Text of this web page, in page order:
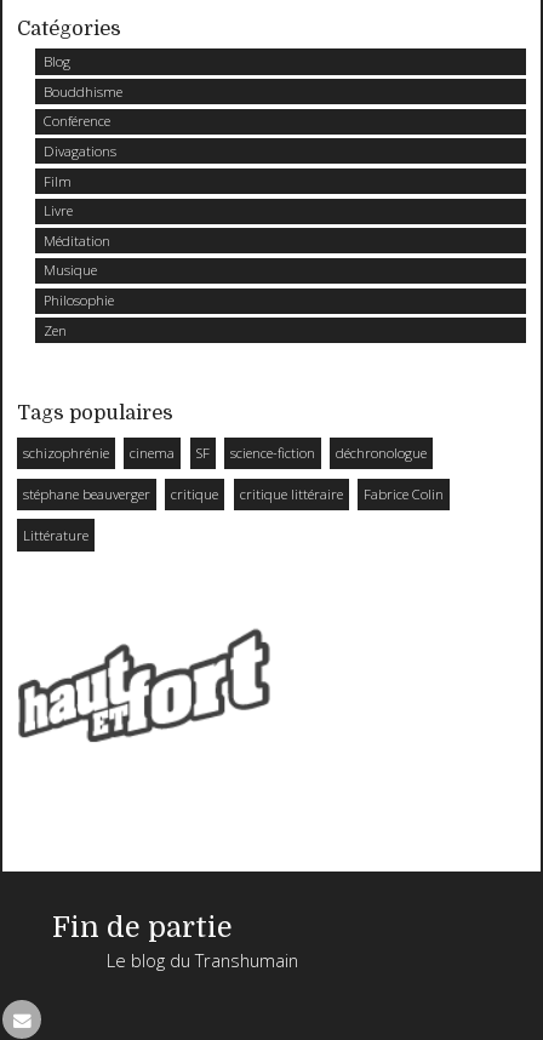
Catégories
Blog
Bouddhisme
Conférence
Divagations
Film
Livre
Méditation
Musique
Philosophie
Zen
Tags populaires
schizophrénie cinema SF science-fiction déchronologue
stéphane beauverger critique critique littéraire Fabrice Colin
Littérature
Fin de partie
Le blog du Transhumain